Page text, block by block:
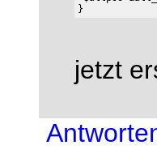
jetzt